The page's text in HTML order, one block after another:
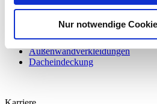
Nur notwendige
Flachdachabdichtung
Zimmererarbeiten
Klempnerarbeiten
Reperatur & Wartung
Außenwandverkleidungen
Dacheindeckung